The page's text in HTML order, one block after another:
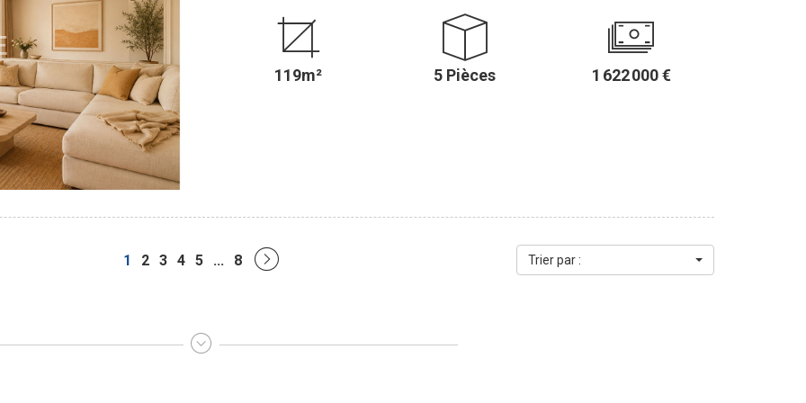
Entièrement sur JARDIN, il est au CALME ABSOLU et bénéficie d'une agréable vue, sans
exposé SUD-EST de 12,61 m² bénéficiant d'une jolie VUE ARBORÉE, une cuisine séparée
(possibilité ouverte), trois chambres, une salle de bains, une salle de douches, une
VENTE - LOCATION - GESTION - SUCCESSION - ÉVALUATION OFFERTE SOUS 24 H).
119m² 5 Pièces 1 622 000 €
1 2 3 4 5 ... 8 Trier par :